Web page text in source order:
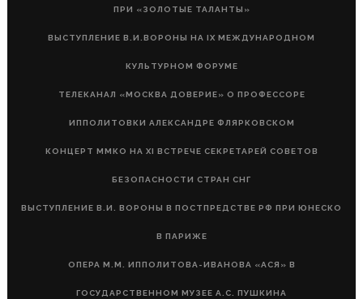
ПРИ «ЗОЛОТЫЕ ТАЛАНТЫ»
ВЫСТУПЛЕНИЕ В.И.ВОРОНЫ НА IX МЕЖДУНАРОДНОМ
КУЛЬТУРНОМ ФОРУМЕ
ТЕЛЕКАНАЛ «МОСКВА ДОВЕРИЕ» О ПРОФЕССОРЕ
ИППОЛИТОВКИ АЛЕКСАНДРЕ ФЛЯРКОВСКОМ
КОНЦЕРТ ММКО НА XI ВСТРЕЧЕ СЕКРЕТАРЕЙ СОВЕТОВ
БЕЗОПАСНОСТИ СТРАН СНГ
ВЫСТУПЛЕНИЕ В.И. ВОРОНЫ В ПОСТПРЕДСТВЕ РФ ПРИ ЮНЕСКО
В ПАРИЖЕ
ОПЕРА М.М. ИППОЛИТОВА-ИВАНОВА «АСЯ» В
ГОСУДАРСТВЕННОМ МУЗЕЕ А.С. ПУШКИНА